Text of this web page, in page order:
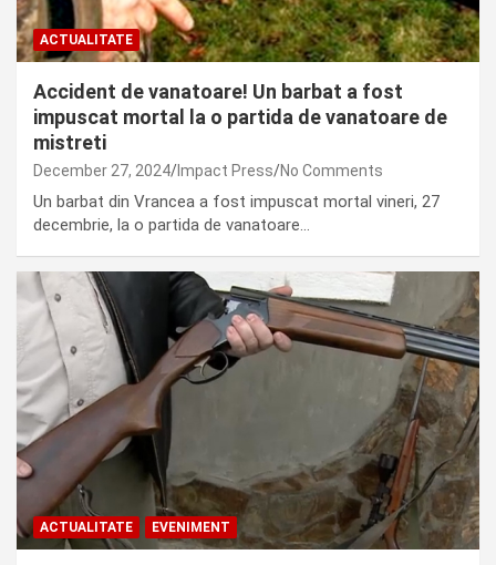
ACTUALITATE
Accident de vanatoare! Un barbat a fost
impuscat mortal la o partida de vanatoare de
mistreti
December 27, 2024 Impact Press No Comments
Un barbat din Vrancea a fost impuscat mortal vineri, 27
decembrie, la o partida de vanatoare…
ACTUALITATE EVENIMENT